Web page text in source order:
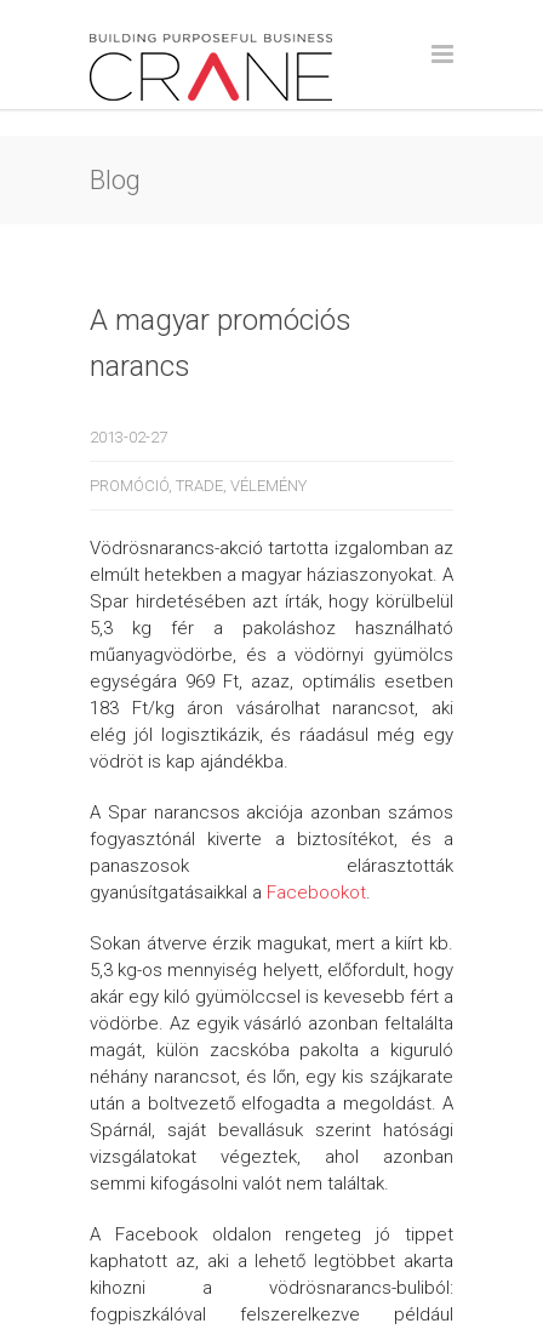
Blog
A magyar promóciós
narancs
2013-02-27
PROMÓCIÓ, TRADE, VÉLEMÉNY
Vödrösnarancs-akció tartotta izgalomban az
elmúlt hetekben a magyar háziaszonyokat. A
Spar hirdetésében azt írták, hogy körülbelül
5,3 kg fér a pakoláshoz használható
műanyagvödörbe, és a vödörnyi gyümölcs
egységára 969 Ft, azaz, optimális esetben
183 Ft/kg áron vásárolhat narancsot, aki
elég jól logisztikázik, és ráadásul még egy
vödröt is kap ajándékba.
A Spar narancsos akciója azonban számos
fogyasztónál kiverte a biztosítékot, és a
panaszosok elárasztották
gyanúsítgatásaikkal a Facebookot.
Sokan átverve érzik magukat, mert a kiírt kb.
5,3 kg-os mennyiség helyett, előfordult, hogy
akár egy kiló gyümölccsel is kevesebb fért a
vödörbe. Az egyik vásárló azonban feltalálta
magát, külön zacskóba pakolta a kiguruló
néhány narancsot, és lőn, egy kis szájkarate
után a boltvezető elfogadta a megoldást. A
Spárnál, saját bevallásuk szerint hatósági
vizsgálatokat végeztek, ahol azonban
semmi kifogásolni valót nem találtak.
A Facebook oldalon rengeteg jó tippet
kaphatott az, aki a lehető legtöbbet akarta
kihozni a vödrösnarancs-buliból:
fogpiszkálóval felszerelkezve például